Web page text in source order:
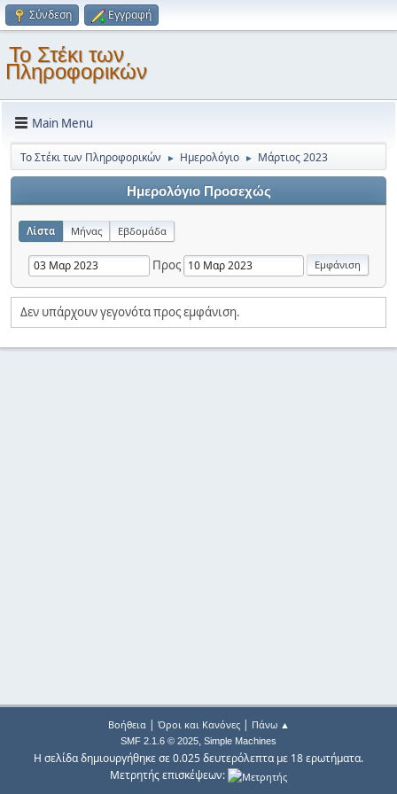
Σύνδεση Εγγραφή
Το Στέκι των
Πληροφορικών
Main Menu
Το Στέκι των Πληροφορικών ► Ημερολόγιο ► Μάρτιος 2023
Ημερολόγιο Προσεχώς
Λίστα Μήνας Εβδομάδα
Προς
Δεν υπάρχουν γεγονότα προς εμφάνιση.
Βοήθεια| Όροι και Κανόνες| Πάνω ▲
SMF 2.1.6 © 2025, Simple Machines
Η σελίδα δημιουργήθηκε σε 0.025 δευτερόλεπτα με 18 ερωτήματα.
Μετρητής επισκέψεων: